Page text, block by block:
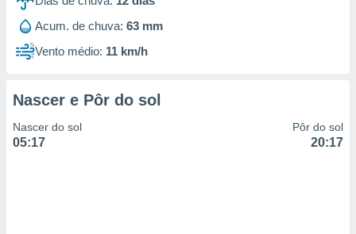
Acum. de chuva: 63 mm
Vento médio: 11 km/h
Nascer e Pôr do sol
Nascer do sol
05:17
Pôr do sol
20:17